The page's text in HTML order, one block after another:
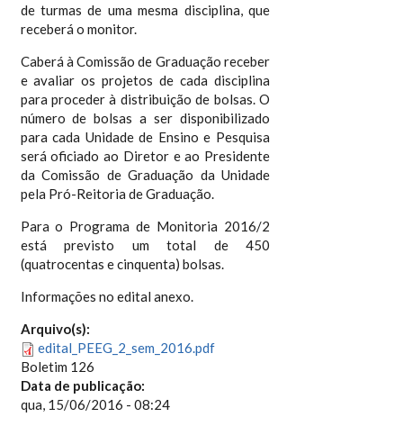
de turmas de uma mesma disciplina, que
receberá o monitor.
Caberá à Comissão de Graduação receber
e avaliar os projetos de cada disciplina
para proceder à distribuição de bolsas. O
número de bolsas a ser disponibilizado
para cada Unidade de Ensino e Pesquisa
será oficiado ao Diretor e ao Presidente
da Comissão de Graduação da Unidade
pela Pró-Reitoria de Graduação.
Para o Programa de Monitoria 2016/2
está previsto um total de 450
(quatrocentas e cinquenta) bolsas.
Informações no edital anexo.
Arquivo(s):
edital_PEEG_2_sem_2016.pdf
Boletim 126
Data de publicação:
qua, 15/06/2016 - 08:24